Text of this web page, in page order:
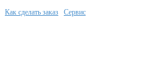
Как сделать заказ Сервис